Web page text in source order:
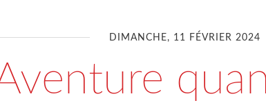
DIMANCHE, 11 FÉVRIER 2024